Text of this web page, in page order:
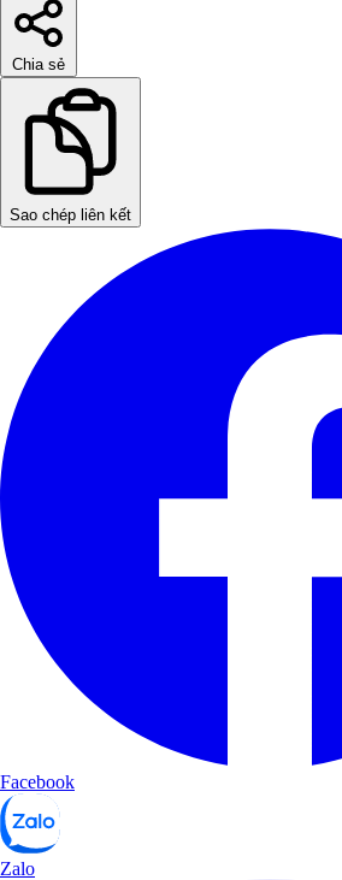
Chia sẻ
Sao chép liên kết
Facebook
Zalo